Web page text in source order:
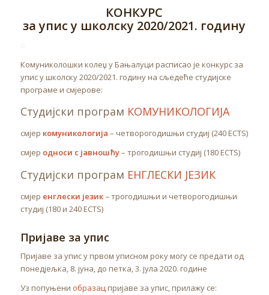
КОНКУРС
за упис у школску 2020/2021. годину
Комуниколошки колеџ у Бањалуци расписао је конкурс за
упис у школску 2020/2021. годину на сљедеће студијске
програме и смјерове:
Студијски програм КОМУНИКОЛОГИЈА
смјер комуникологија – четворогодишњи студиј (240 ECTS)
смјер односи с јавношћу– трогодишњи студиј (180 ECTS)
Студијски програм ЕНГЛЕСКИ ЈЕЗИК
смјер енглески језик –трогодишњи и четворогодишњи
студиј (180 и 240 ECTS)
Пријаве за упис
Пријаве за упис у првом уписном року могу се предати од
понедјељка, 8. јуна, до петка, 3. јула 2020. године
Уз попуњени образацпријаве за упис, прилажу се: